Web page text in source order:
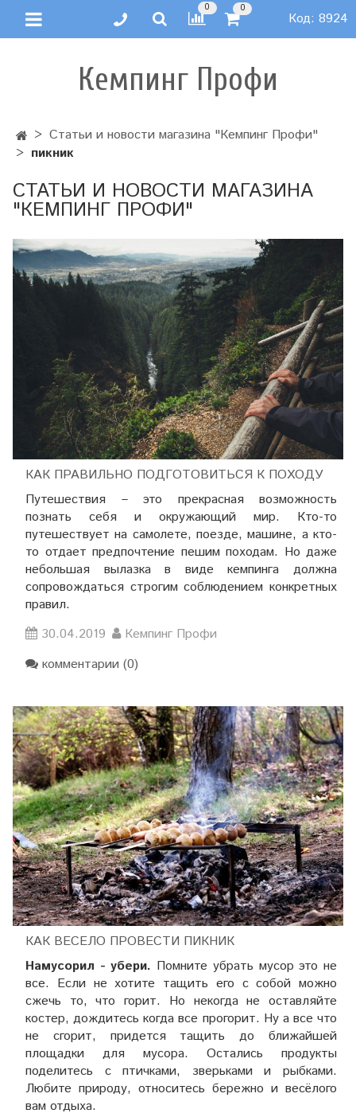
0 0
Код: 8924
Кемпинг Профи
Статьи и новости магазина "Кемпинг Профи"
пикник
СТАТЬИ И НОВОСТИ МАГАЗИНА
"КЕМПИНГ ПРОФИ"
КАК ПРАВИЛЬНО ПОДГОТОВИТЬСЯ К ПОХОДУ
Путешествия – это прекрасная возможность
познать себя и окружающий мир. Кто-то
путешествует на самолете, поезде, машине, а кто-
то отдает предпочтение пешим походам. Но даже
небольшая вылазка в виде кемпинга должна
сопровождаться строгим соблюдением конкретных
правил.
30.04.2019
Кемпинг Профи
комментарии (0)
КАК ВЕСЕЛО ПРОВЕСТИ ПИКНИК
Намусорил - убери. Помните убрать мусор это не
все. Если не хотите тащить его с собой можно
сжечь то, что горит. Но некогда не оставляйте
костер, дождитесь когда все прогорит. Ну а все что
не сгорит, придется тащить до ближайшей
площадки для мусора. Остались продукты
поделитесь с птичками, зверьками и рыбками.
Любите природу, относитесь бережно и весёлого
вам отдыха.